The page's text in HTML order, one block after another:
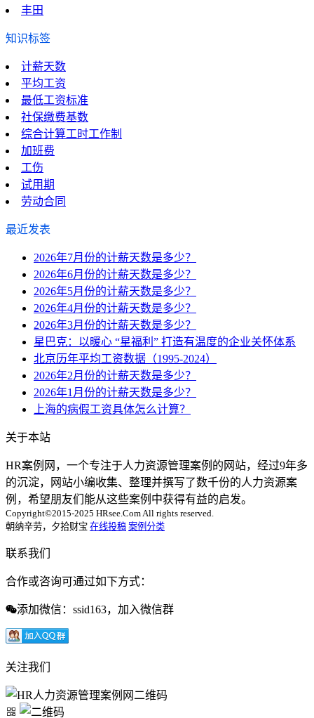
丰田
知识标签
计薪天数
平均工资
最低工资标准
社保缴费基数
综合计算工时工作制
加班费
工伤
试用期
劳动合同
最近发表
2026年7月份的计薪天数是多少？
2026年6月份的计薪天数是多少？
2026年5月份的计薪天数是多少？
2026年4月份的计薪天数是多少？
2026年3月份的计薪天数是多少？
星巴克：以暖心 “星福利” 打造有温度的企业关怀体系
北京历年平均工资数据（1995-2024）
2026年2月份的计薪天数是多少？
2026年1月份的计薪天数是多少？
上海的病假工资具体怎么计算？
关于本站
HR案例网，一个专注于人力资源管理案例的网站，经过9年多
的沉淀，网站小编收集、整理并撰写了数千份的人力资源案
例，希望朋友们能从这些案例中获得有益的启发。
Copyright©2015-2025 HRsee.Com All rights reserved.
朝纳辛劳，夕拾财宝 在线投稿 案例分类
联系我们
合作或咨询可通过如下方式：
添加微信：ssid163，加入微信群
关注我们